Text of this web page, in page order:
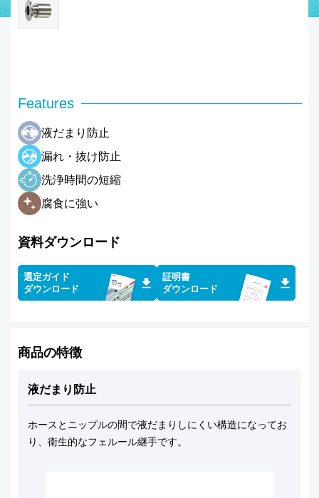
Features
液だまり防止
漏れ・抜け防止
洗浄時間の短縮
腐食に強い
資料ダウンロード
選定ガイド
ダウンロード
証明書
ダウンロード
商品の特徴
液だまり防止
ホースとニップルの間で液だまりしにくい構造になってお
り、衛生的なフェルール継手です。